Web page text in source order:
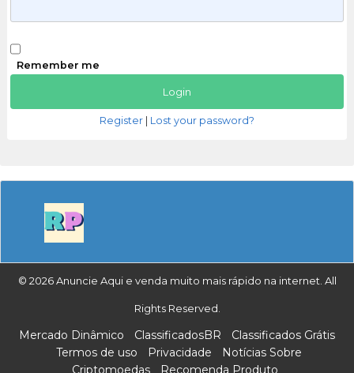
Remember me
Register Lost your password?
© 2026 Anuncie Aqui e venda muito mais rápido na internet. All
Rights Reserved.
Mercado Dinâmico ClassificadosBR
Classificados Grátis
Termos de uso
Privacidade
Notícias Sobre
Criptomoedas
Recomenda Produto